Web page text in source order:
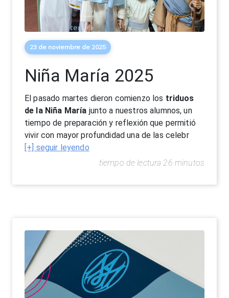
23 de noviembre de 2025
Niña María 2025
El pasado martes dieron comienzo los triduos
de la Niña María junto a nuestros alumnos, un
tiempo de preparación y reflexión que permitió
vivir con mayor profundidad una de las celebr
[+] seguir leyendo
tiempo de lectura 26 minutos